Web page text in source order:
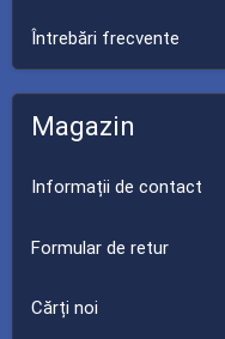
Întrebări frecvente
Magazin
Informații de contact
Formular de retur
Cărți noi